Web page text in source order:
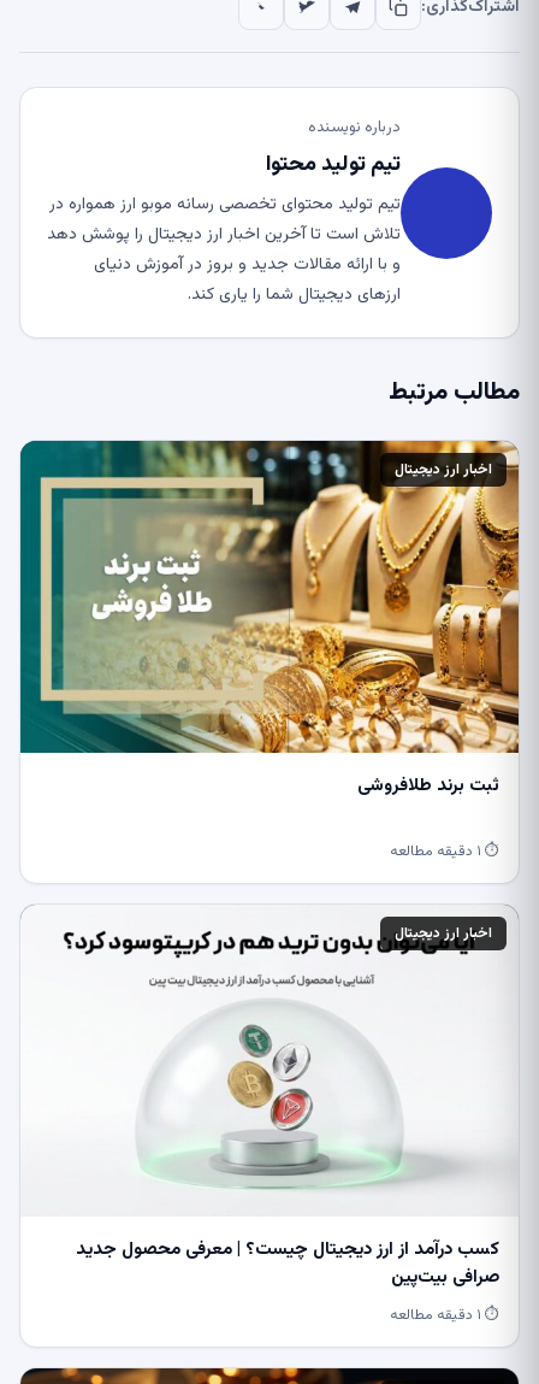
اشتراک‌گذاری:
درباره نویسنده
تیم تولید محتوا
تیم تولید محتوای تخصصی رسانه موبو ارز همواره در
تلاش است تا آخرین اخبار ارز دیجیتال را پوشش دهد
و با ارائه مقالات جدید و بروز در آموزش دنیای
ارزهای دیجیتال شما را یاری کند.
مطالب مرتبط
اخبار ارز دیجیتال
ثبت برند طلافروشی
⏱ ۱ دقیقه مطالعه
اخبار ارز دیجیتال
کسب درآمد از ارز دیجیتال چیست؟ | معرفی محصول جدید
صرافی بیت‌پین
⏱ ۱ دقیقه مطالعه